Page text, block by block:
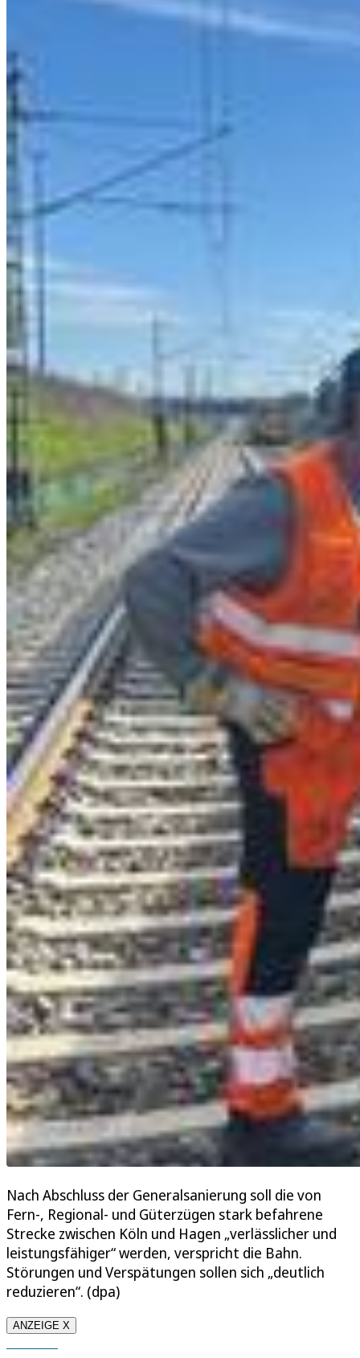
Nach Abschluss der Generalsanierung soll die von
Fern-, Regional- und Güterzügen stark befahrene
Strecke zwischen Köln und Hagen „verlässlicher und
leistungsfähiger“ werden, verspricht die Bahn.
Störungen und Verspätungen sollen sich „deutlich
reduzieren“. (dpa)
ANZEIGE X